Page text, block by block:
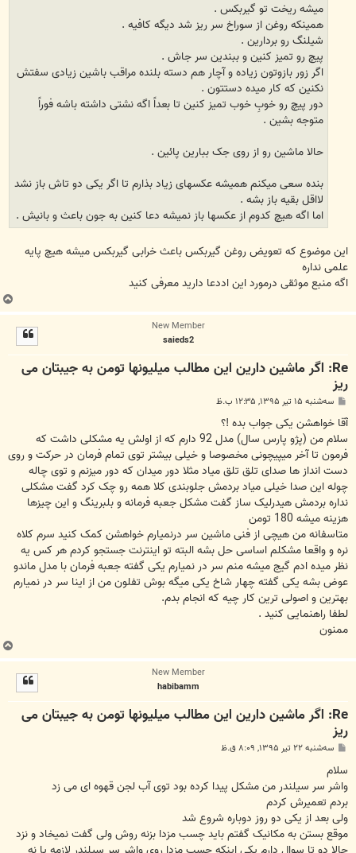
میشه ریخت تو گیربکس .
همینکه روغن از سوراخ سر ریز شد دیگه کافیه .
شیلنگ رو بردارین .
پیچ رو تمیز کنین و ببندین سر جاش .
اگر زور بازوتون زیاده و آچار هم دسته بلنده مراقب باشین زیادی سفتش
نکنین که کار میده دستتون .
دور پیچ رو خوبِ خوب تمیز کنین تا بعداً اگه نشتی داشته باشه فوراً
متوجه بشین .
حالا ماشین رو از روی جک ببارین پائین .
بنده سعی میکنم همیشه عکسهای زیاد بذارم تا اگر یکی دو تاش باز نشد
لااقل بقیه باز بشه .
اما اگه هیچ کدوم از عکسها باز نمیشه دعا کنین به جون باعث و بانیش .
این موضوع که تعویض روغن گیربکس باعث خرابی گیربکس میشه هیچ پایه
علمی نداره
اگه منبع موثقی درمورد این اددعا دارید معرفی کنید
ب
ا
New Member
saieds2
Re: اگر ماشین دارین این مطالب میلیونها تومن به جیبتان می
ریز
پ
ت
سه‌شنبه ۱۵ تیر ۱۳۹۵, ۱۲:۳۵ ب.ظ
آقا خواهشن یکی جواب بده !؟
سلام من (پژو پارس سال) مدل 92 دارم که از اولش یه مشکلی داشت که
فرمون تا آخر میپیچونی مخصوصا و خیلی بیشتر توی تمام فرمان در حرکت و روی
دست انداز ها صدای تلق تلق میاد مثلا دور میدان که دور میزنم و توی چاله
چوله این صدا خیلی میاد بردمش جلوبندی کلا همه رو چک کرد گفت مشکلی
نداره بردمش هیدرلیک ساز گفت مشکل جعبه فرمانه و بلبرینگ و این چیزها
هزینه میشه 180 تومن
متاسفانه من هیچی از فنی ماشین سر درنمیارم خواهشن کمک کنید سرم کلاه
نره و واقعا مشکلم اساسی حل بشه البته تو اینترنت جستجو کردم هر کس یه
نظر میده ادم گیج میشه منم سر در نمیارم یکی گفته جعبه فرمان با مدل ماندو
عوض بشه یکی گفته چهار شاخ یکی میگه بوش تفلون من از اینا سر در نمیارم
بهترین و اصولی ترین کار چیه که انجام بدم.
لطفا راهنمایی کنید .
ممنون
ب
ا
New Member
habibamm
Re: اگر ماشین دارین این مطالب میلیونها تومن به جیبتان می
ریز
پ
ت
سه‌شنبه ۲۲ تیر ۱۳۹۵, ۸:۰۹ ق.ظ
سلام
واشر سر سیلندر من مشکل پیدا کرده بود توی آب لجن قهوه ای می زد
بردم تعمیرش کردم
ولی بعد از یکی دو روز دوباره شروع شد
موقع بستن به مکانیک گفتم باید چسب مزدا بزنه روش ولی گفت نمیخاد و نزد